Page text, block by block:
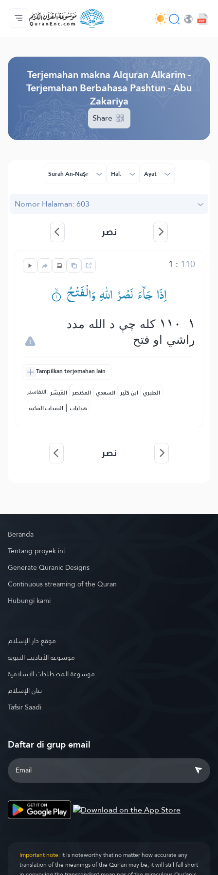
Beranda
Daftar isi terjemahan
Audio
Layanan pengembang - API
Tentang proyek ini
Hubungi kami
Bahasa
Terjemahan makna Alquran Alkarim -
Terjemahan Berbahasa Pashtun - Abu
Zakariya
Share
Surah An-Naṣr Hal. Ayat
Nomor Halaman: 603
نصر
1 : 110
اِذَا جَآءَ نَصْرُ اللّٰهِ وَالْفَتْحُ ۟ۙ
110-1 كله چې د الله مدد
راشي او فتح
Tampilkan terjemahan lain
التفاسير: المُيسَّر المختصر السعدي ابن كثير الطبري
النفحات المكية | هدايات
نصر
Beranda
Tentang proyek ini
Generate Quranic Designs
Continuous streaming of the Quran
Hubungi kami
موقع دار الإسلام
موسوعة الأحاديث النبوية
موسوعة المصطلحات الإسلامية
بيان الإسلام
Tafsir Saadi
Daftar di grup email
Important note:It is noteworthy that no matter how accurate any
translation of the meanings of the Qur’an may be, it will still fall short